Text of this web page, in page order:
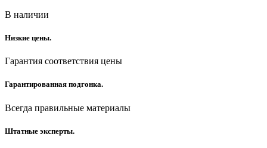
В наличии
Низкие цены.
Гарантия соответствия цены
Гарантированная подгонка.
Всегда правильные материалы
Штатные эксперты.